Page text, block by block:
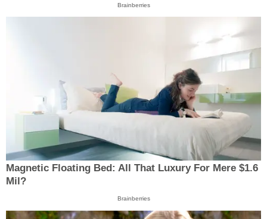
Brainberries
Magnetic Floating Bed: All That Luxury For Mere $1.6
Mil?
Brainberries